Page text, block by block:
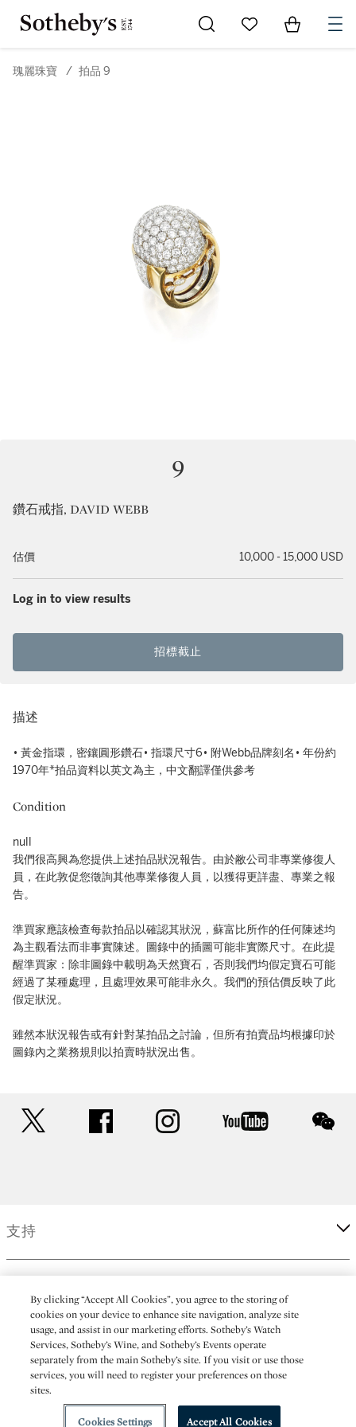
Go to My Favorites
Items in
瑰麗珠寶 / 拍品 9
9
鑽石戒指, DAVID WEBB
估價 10,000 - 15,000 USD
Log in to view results
招標截止
描述
• 黃金指環，密鑲圓形鑽石• 指環尺寸6• 附Webb品牌刻名• 年份約
1970年*拍品資料以英文為主，中文翻譯僅供參考
Condition
null
我們很高興為您提供上述拍品狀況報告。由於敝公司非專業修復人
員，在此敦促您徵詢其他專業修復人員，以獲得更詳盡、專業之報
告。
準買家應該檢查每款拍品以確認其狀況，蘇富比所作的任何陳述均
為主觀看法而非事實陳述。圖錄中的插圖可能非實際尺寸。在此提
醒準買家：除非圖錄中載明為天然寶石，否則我們均假定寶石可能
經過了某種處理，且處理效果可能非永久。我們的預估價反映了此
假定狀況。
雖然本狀況報告或有針對某拍品之討論，但所有拍賣品均根據印於
圖錄內之業務規則以拍賣時狀況出售。
facebook instagram youtube
支持
更多
(C) 2026 Sotheby's
By clicking “Accept All Cookies”, you agree to the storing of
cookies on your device to enhance site navigation, analyze site
usage, and assist in our marketing efforts. Sotheby’s Watch
Services, Sotheby’s Wine, and Sotheby’s Events operate
separately from the main Sotheby’s site. If you visit or use those
services, you will need to register your preferences on those
sites.
Cookies Settings Accept All Cookies